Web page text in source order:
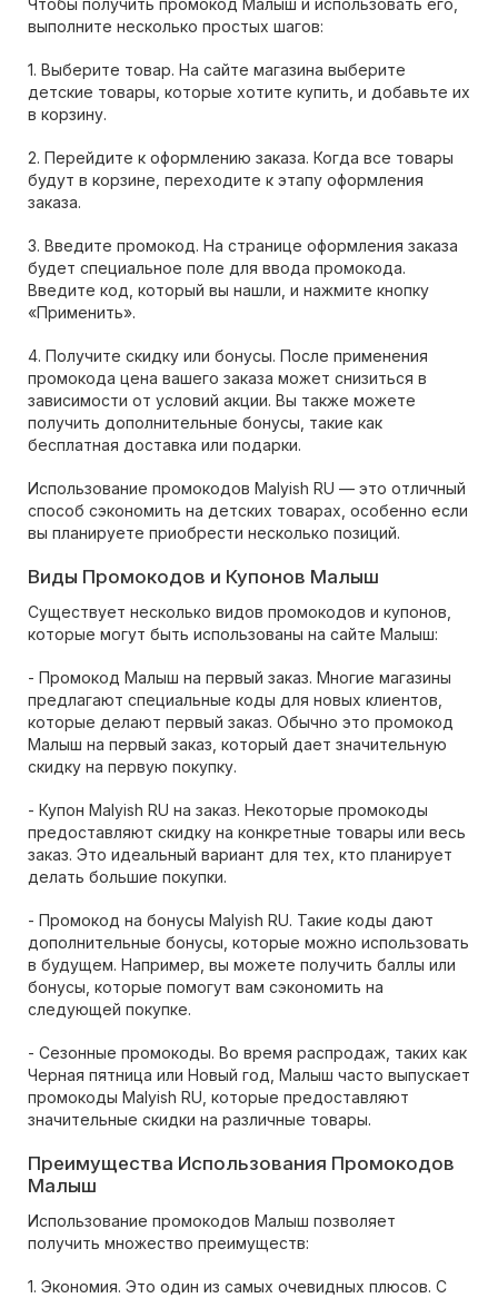
Чтобы получить промокод Малыш и использовать его,
выполните несколько простых шагов:
1. Выберите товар. На сайте магазина выберите
детские товары, которые хотите купить, и добавьте их
в корзину.
2. Перейдите к оформлению заказа. Когда все товары
будут в корзине, переходите к этапу оформления
заказа.
3. Введите промокод. На странице оформления заказа
будет специальное поле для ввода промокода.
Введите код, который вы нашли, и нажмите кнопку
«Применить».
4. Получите скидку или бонусы. После применения
промокода цена вашего заказа может снизиться в
зависимости от условий акции. Вы также можете
получить дополнительные бонусы, такие как
бесплатная доставка или подарки.
Использование промокодов Malyish RU — это отличный
способ сэкономить на детских товарах, особенно если
вы планируете приобрести несколько позиций.
Виды Промокодов и Купонов Малыш
Существует несколько видов промокодов и купонов,
которые могут быть использованы на сайте Малыш:
- Промокод Малыш на первый заказ. Многие магазины
предлагают специальные коды для новых клиентов,
которые делают первый заказ. Обычно это промокод
Малыш на первый заказ, который дает значительную
скидку на первую покупку.
- Купон Malyish RU на заказ. Некоторые промокоды
предоставляют скидку на конкретные товары или весь
заказ. Это идеальный вариант для тех, кто планирует
делать большие покупки.
- Промокод на бонусы Malyish RU. Такие коды дают
дополнительные бонусы, которые можно использовать
в будущем. Например, вы можете получить баллы или
бонусы, которые помогут вам сэкономить на
следующей покупке.
- Сезонные промокоды. Во время распродаж, таких как
Черная пятница или Новый год, Малыш часто выпускает
промокоды Malyish RU, которые предоставляют
значительные скидки на различные товары.
Преимущества Использования Промокодов
Малыш
Использование промокодов Малыш позволяет
получить множество преимуществ:
1. Экономия. Это один из самых очевидных плюсов. С